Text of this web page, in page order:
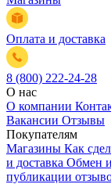
Оплата и доставка
8 (800) 222-24-28
О нас
О компании
Вакансии Отзывы
Покупателям
Магазины Как
и доставка Обмен
публикации